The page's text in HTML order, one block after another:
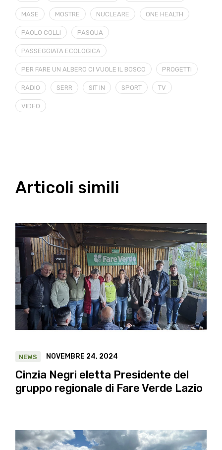
MASE MOSTRE NUCLEARE ONE HEALTH
PAOLO COLLI PASQUA
PASSEGGIATA ECOLOGICA
PER FARE UN ALBERO CI VUOLE IL BOSCO PROGETTI
RADIO SERR SIT IN SPORT TV
VIDEO
Articoli simili
NEWS NOVEMBRE 24, 2024
Cinzia Negri eletta Presidente del
gruppo regionale di Fare Verde Lazio